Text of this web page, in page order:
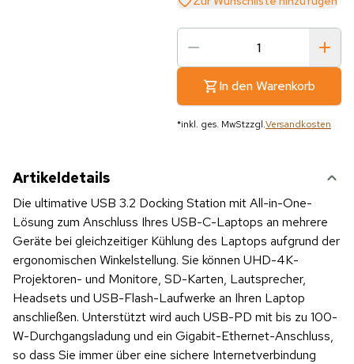
In den Warenkorb
*inkl. ges. MwStzzgl.Versandkosten
Artikeldetails
Die ultimative USB 3.2 Docking Station mit All-in-One-
Lösung zum Anschluss Ihres USB-C-Laptops an mehrere
Geräte bei gleichzeitiger Kühlung des Laptops aufgrund der
ergonomischen Winkelstellung. Sie können UHD-4K-
Projektoren- und Monitore, SD-Karten, Lautsprecher,
Headsets und USB-Flash-Laufwerke an Ihren Laptop
anschließen. Unterstützt wird auch USB-PD mit bis zu 100-
W-Durchgangsladung und ein Gigabit-Ethernet-Anschluss,
so dass Sie immer über eine sichere Internetverbindung